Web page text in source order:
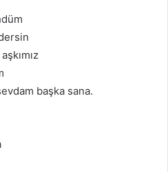
başka sana.